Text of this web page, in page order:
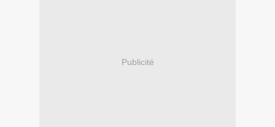
Publicité